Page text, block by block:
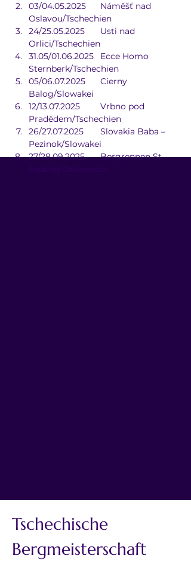
03/04.05.2025	Náměšť nad
Oslavou/Tschechien
24/25.05.2025	Usti nad
Orlici/Tschechien
31.05/01.06.2025	Ecce Homo
Sternberk/Tschechien
05/06.07.2025	Cierny
Balog/Slowakei
12/13.07.2025	Vrbno pod
Pradědem/Tschechien
26/27.07.2025	Slovakia Baba –
Pezinok/Slowakei
27/28.09.2025	Bergrennen St.
Agatha/Österreich
Tschechische
Bergmeisterschaft